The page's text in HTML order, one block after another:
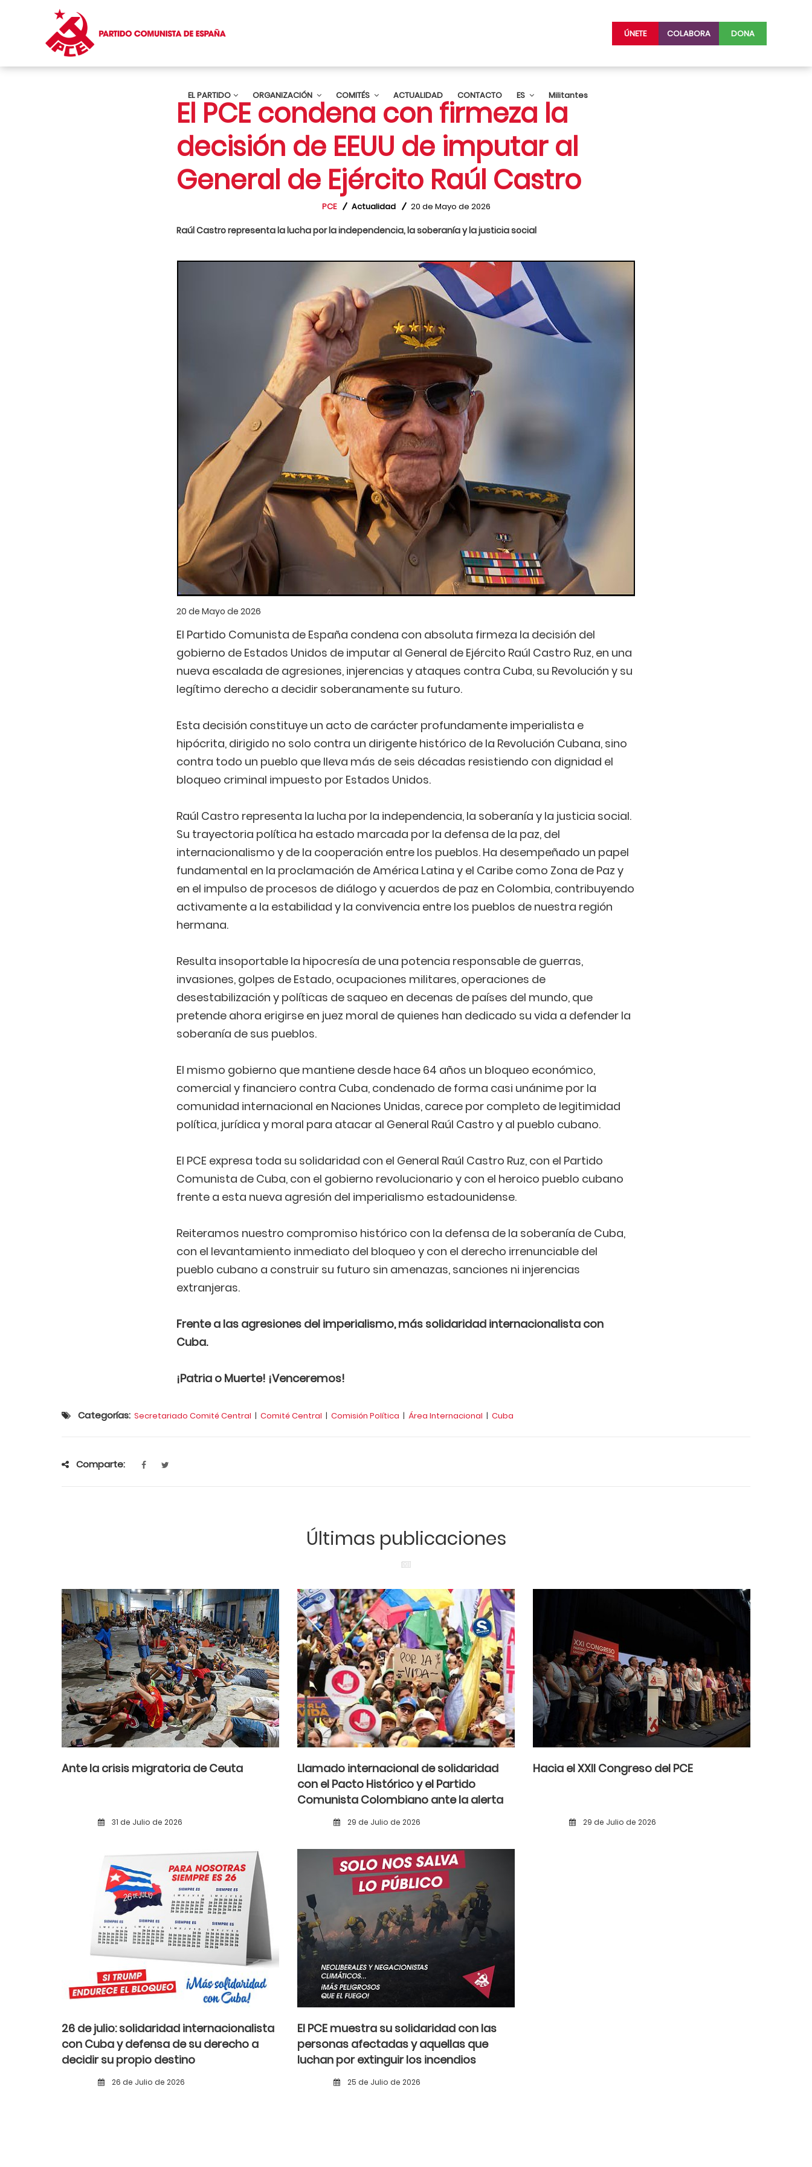
ÚNETE COLABORA DONA
EL PARTIDO ORGANIZACIÓN COMITÉS ACTUALIDAD CONTACTO ES Militantes
El PCE condena con firmeza la
decisión de EEUU de imputar al
General de Ejército Raúl Castro
PCE Actualidad 20 de Mayo de 2026
Raúl Castro representa la lucha por la independencia, la soberanía y la justicia social
20 de Mayo de 2026
El Partido Comunista de España condena con absoluta firmeza la decisión del
gobierno de Estados Unidos de imputar al General de Ejército Raúl Castro Ruz, en una
nueva escalada de agresiones, injerencias y ataques contra Cuba, su Revolución y su
legítimo derecho a decidir soberanamente su futuro.
Esta decisión constituye un acto de carácter profundamente imperialista e
hipócrita, dirigido no solo contra un dirigente histórico de la Revolución Cubana, sino
contra todo un pueblo que lleva más de seis décadas resistiendo con dignidad el
bloqueo criminal impuesto por Estados Unidos.
Raúl Castro representa la lucha por la independencia, la soberanía y la justicia social.
Su trayectoria política ha estado marcada por la defensa de la paz, del
internacionalismo y de la cooperación entre los pueblos. Ha desempeñado un papel
fundamental en la proclamación de América Latina y el Caribe como Zona de Paz y
en el impulso de procesos de diálogo y acuerdos de paz en Colombia, contribuyendo
activamente a la estabilidad y la convivencia entre los pueblos de nuestra región
hermana.
Resulta insoportable la hipocresía de una potencia responsable de guerras,
invasiones, golpes de Estado, ocupaciones militares, operaciones de
desestabilización y políticas de saqueo en decenas de países del mundo, que
pretende ahora erigirse en juez moral de quienes han dedicado su vida a defender la
soberanía de sus pueblos.
El mismo gobierno que mantiene desde hace 64 años un bloqueo económico,
comercial y financiero contra Cuba, condenado de forma casi unánime por la
comunidad internacional en Naciones Unidas, carece por completo de legitimidad
política, jurídica y moral para atacar al General Raúl Castro y al pueblo cubano.
El PCE expresa toda su solidaridad con el General Raúl Castro Ruz, con el Partido
Comunista de Cuba, con el gobierno revolucionario y con el heroico pueblo cubano
frente a esta nueva agresión del imperialismo estadounidense.
Reiteramos nuestro compromiso histórico con la defensa de la soberanía de Cuba,
con el levantamiento inmediato del bloqueo y con el derecho irrenunciable del
pueblo cubano a construir su futuro sin amenazas, sanciones ni injerencias
extranjeras.
Frente a las agresiones del imperialismo, más solidaridad internacionalista con
Cuba.
¡Patria o Muerte! ¡Venceremos!
Categorías: Secretariado Comité Central | Comité Central | Comisión Política | Área Internacional | Cuba
Comparte:
Últimas publicaciones
Ante la crisis migratoria de Ceuta
31 de Julio de 2026
Llamado internacional de solidaridad
con el Pacto Histórico y el Partido
Comunista Colombiano ante la alerta
democrática y la violencia poselectoral
29 de Julio de 2026
Hacia el XXII Congreso del PCE
29 de Julio de 2026
26 de julio: solidaridad internacionalista
con Cuba y defensa de su derecho a
decidir su propio destino
26 de Julio de 2026
El PCE muestra su solidaridad con las
personas afectadas y aquellas que
luchan por extinguir los incendios
25 de Julio de 2026